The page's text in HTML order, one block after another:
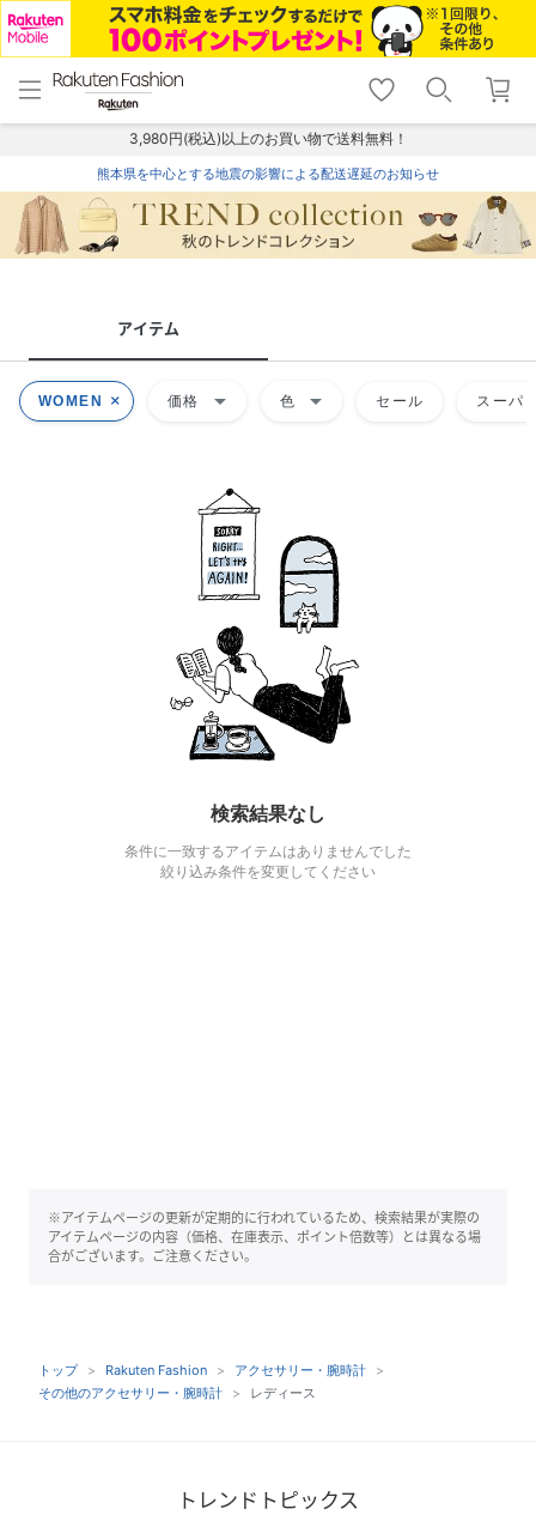
menu home
トップ
shopping_cart lock_outline
ログイン
3,980円(税込)以上のお買い物で送料無料！
熊本県を中心とする地震の影響による配送遅延のお知らせ
アイテム
WOMEN 価格 arrow_drop_down 色 arrow_drop_down セール スーパ
検索結果なし
条件に一致するアイテムはありませんでした
絞り込み条件を変更してください
※アイテムページの更新が定期的に行われているため、検索結果が実際の
アイテムページの内容（価格、在庫表示、ポイント倍数等）とは異なる場
合がございます。ご注意ください。
トップ Rakuten Fashion
アクセサリー・腕時計
その他のアクセサリー・腕時計
レディース
トレンドトピックス